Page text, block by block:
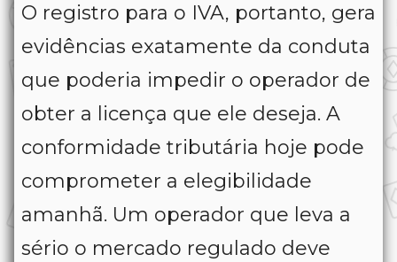
O registro para o IVA, portanto, gera
evidências exatamente da conduta
que poderia impedir o operador de
obter a licença que ele deseja. A
conformidade tributária hoje pode
comprometer a elegibilidade
amanhã. Um operador que leva a
sério o mercado regulado deve